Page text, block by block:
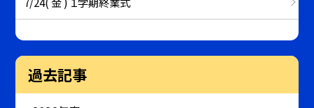
過去記事